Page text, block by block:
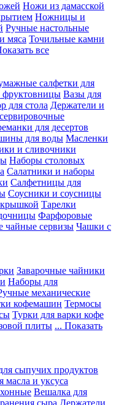
Ножи из дамасской
Ножницы и
Ручные настольные
мяса Точильные камни
все
салфетки для
фруктовницы Вазы для
для стола Держатели и
для десертов
для воды Масленки
и сливочники
Наборы столовых
Салатники и наборы
Салфетницы для
Соусники и соусницы
Тарелки
Фарфоровые
чайные сервизы Чашки с
Заварочные чайники
Наборы для
механические
кофемашин Термосы
Турки для варки кофе
плиты ... Показать
сыпучих продуктов
масла и уксуса
Вешалка для
сыра Держатели